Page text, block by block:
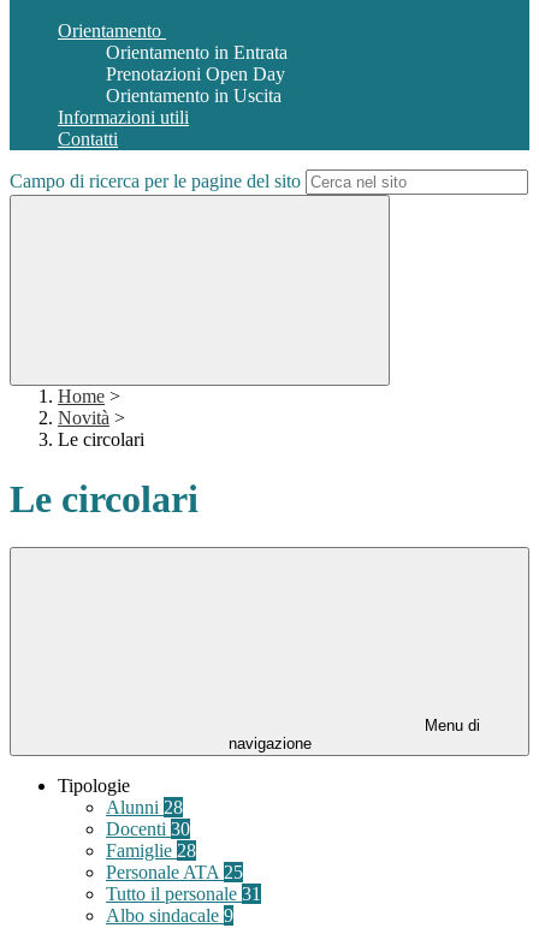
Orientamento
Orientamento in Entrata
Prenotazioni Open Day
Orientamento in Uscita
Informazioni utili
Contatti
Campo di ricerca per le pagine del sito
Home >
Novità >
Le circolari
Le circolari
Menu di
navigazione
Tipologie
Alunni 28
Docenti 30
Famiglie 28
Personale ATA 25
Tutto il personale 31
Albo sindacale 9